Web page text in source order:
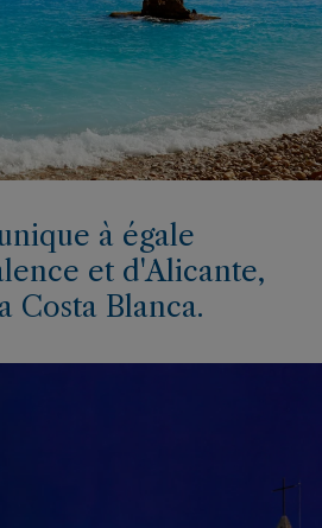
à égale
et d'Alicante,
Costa Blanca.